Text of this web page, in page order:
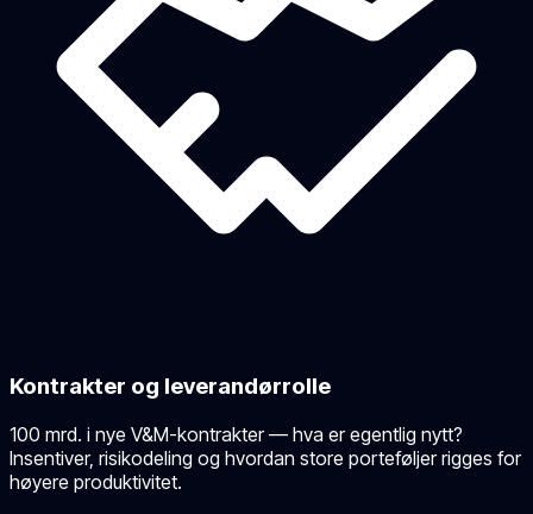
Kontrakter og leverandørrolle
100 mrd. i nye V&M-kontrakter — hva er egentlig nytt?
Insentiver, risikodeling og hvordan store porteføljer rigges for
høyere produktivitet.